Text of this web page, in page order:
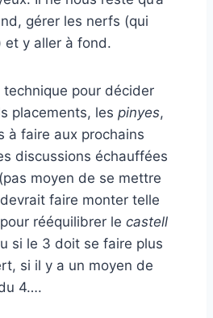
gérer les nerfs (qui
et y aller à fond.
technique pour décider
placements, les pinyes,
à faire aux prochains
discussions échauffées
moyen de se mettre
faire monter telle
rééquilibrer le castell
si le 3 doit se faire plus
si il y a un moyen de
4….